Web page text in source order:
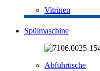
Vitrinen
Spülmaschine
Abfuhrtische